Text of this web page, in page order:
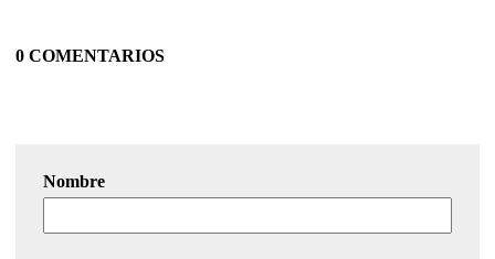
0 COMENTARIOS
Nombre